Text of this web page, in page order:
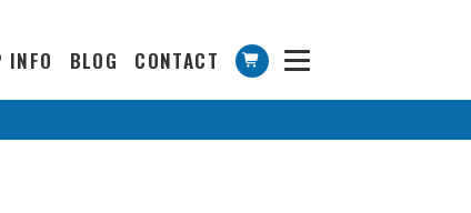
INFO BLOG CONTACT